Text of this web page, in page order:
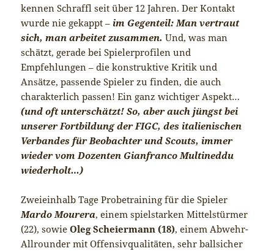
kennen Schraffl seit über 12 Jahren. Der Kontakt
wurde nie gekappt – im Gegenteil: Man vertraut
sich, man arbeitet zusammen. Und, was man
schätzt, gerade bei Spielerprofilen und
Empfehlungen – die konstruktive Kritik und
Ansätze, passende Spieler zu finden, die auch
charakterlich passen! Ein ganz wichtiger Aspekt…
(und oft unterschätzt! So, aber auch jüngst bei
unserer Fortbildung der FIGC, des italienischen
Verbandes für Beobachter und Scouts, immer
wieder vom Dozenten Gianfranco Multineddu
wiederholt…)
Zweieinhalb Tage Probetraining für die Spieler
Mardo Mourera, einem spielstarken Mittelstürmer
(22), sowieOleg Scheiermann (18), einem Abwehr-
Allrounder mit Offensivqualitäten, sehr ballsicher